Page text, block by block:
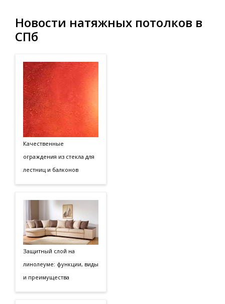
Новости натяжных потолков в
СПб
Качественные
ограждения из стекла для
лестниц и балконов
Защитный слой на
линолеуме: функции, виды
и преимущества